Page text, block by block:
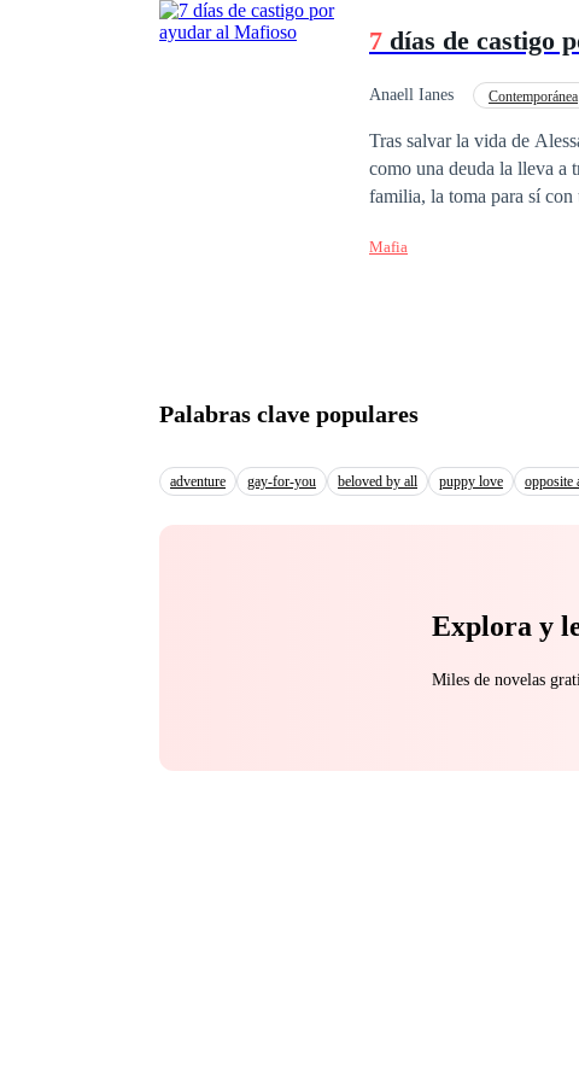
7 días de castigo
Anaell Ianes Contemporánea
Tras salvar la vida de
como una deuda la lleva a
familia, la toma para sí
En una mansión que es
Mafia
Palabras clave populares
adventure gay-for-you beloved by all puppy love opposite
Explora y
Miles de novelas